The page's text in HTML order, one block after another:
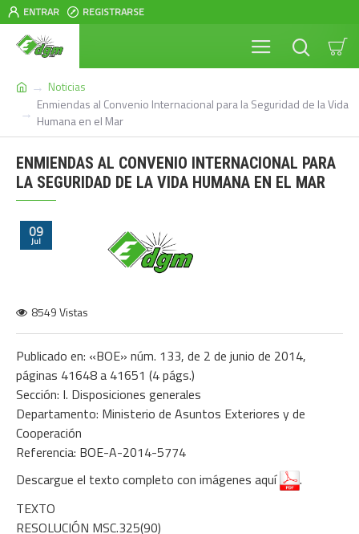
ENTRAR REGISTRARSE
Noticias
Enmiendas al Convenio Internacional para la Seguridad de la Vida
Humana en el Mar
ENMIENDAS AL CONVENIO INTERNACIONAL PARA
LA SEGURIDAD DE LA VIDA HUMANA EN EL MAR
09
Jul
8549 Vistas
Publicado en: «BOE» núm. 133, de 2 de junio de 2014,
páginas 41648 a 41651 (4 págs.)
Sección: I. Disposiciones generales
Departamento: Ministerio de Asuntos Exteriores y de
Cooperación
Referencia: BOE-A-2014-5774
Descargue el texto completo con imágenes aquí
.
TEXTO
RESOLUCIÓN MSC.325(90)